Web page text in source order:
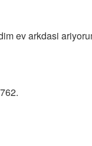
ev arkdasi